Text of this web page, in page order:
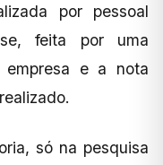
por pessoal
feita por uma
empresa e a nota
só na pesquisa